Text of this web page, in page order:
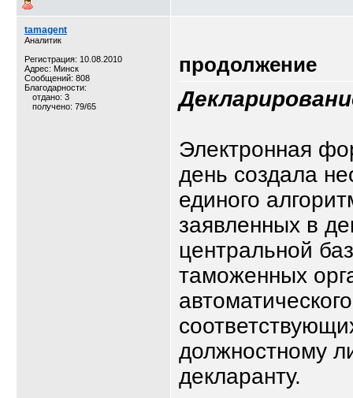
tamagent
Аналитик
Регистрация: 10.08.2010
Адрес: Минск
Сообщений: 808
Благодарности:
отдано: 3
получено: 79/65
продолжение
Электронная
день создала
единого
заявленных в
центральной
таможенных
должностному
декларанту.